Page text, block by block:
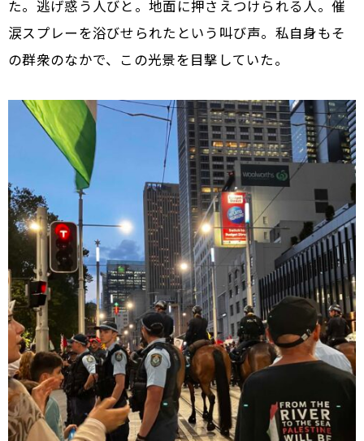
た。逃げ惑う人びと。地面に押さえつけられる人。催
涙スプレーを浴びせられたという叫び声。私自身もそ
の群衆のなかで、この光景を目撃していた。